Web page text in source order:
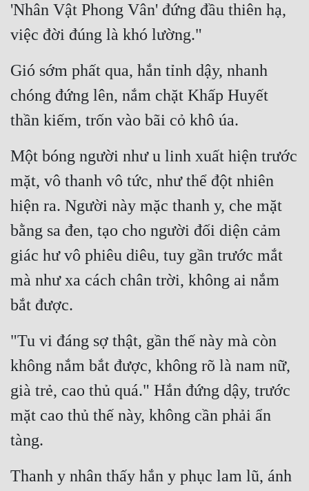
Kiếm Hiệp
Kỳ Huyễn
Kỳ Ảo
Linh Dị
Làm Giàu
Lịch Sử
Mưu Mô
Mạt Thế
Mỹ Thực
Ngôn Tình
Nữ Phụ
Phong Thủy - Tâm Linh
Phản Phái
'Nhân Vật Phong Vân' đứng đầu thiên hạ,
việc đời đúng là khó lường."
Gió sớm phất qua, hắn tỉnh dậy, nhanh
chóng đứng lên, nắm chặt Khấp Huyết
thần kiếm, trốn vào bãi cỏ khô úa.
Một bóng người như u linh xuất hiện trước
mặt, vô thanh vô tức, như thể đột nhiên
hiện ra. Người này mặc thanh y, che mặt
bằng sa đen, tạo cho người đối diện cảm
giác hư vô phiêu diêu, tuy gần trước mắt
mà như xa cách chân trời, không ai nắm
bắt được.
"Tu vi đáng sợ thật, gần thế này mà còn
không nắm bắt được, không rõ là nam nữ,
già trẻ, cao thủ quá." Hắn đứng dậy, trước
mặt cao thủ thế này, không cần phải ẩn
tàng.
Thanh y nhân thấy hắn y phục lam lũ, ánh